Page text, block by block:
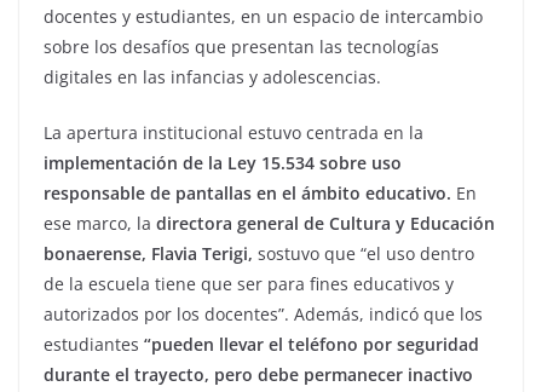
docentes y estudiantes, en un espacio de intercambio
sobre los desafíos que presentan las tecnologías
digitales en las infancias y adolescencias.
La apertura institucional estuvo centrada en la
implementación de la Ley 15.534 sobre uso
responsable de pantallas en el ámbito educativo. En
ese marco, la directora general de Cultura y Educación
bonaerense, Flavia Terigi, sostuvo que “el uso dentro
de la escuela tiene que ser para fines educativos y
autorizados por los docentes”. Además, indicó que los
estudiantes “pueden llevar el teléfono por seguridad
durante el trayecto, pero debe permanecer inactivo